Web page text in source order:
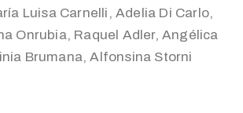
Luisa Carnelli ,Adelia Di Carlo,
Onrubia, Raquel Adler,Angélica
Brumana,Alfonsina Storni